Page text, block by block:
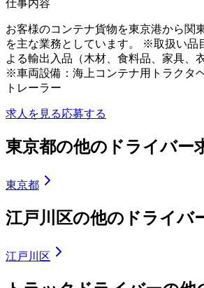
仕事内容
お客様のコンテナ貨物を東京港から関
を主な業務としています。 ※取扱い品
よる輸出入品（木材、食料品、家具、
※車両設備：海上コンテナ用トラクタ
トレーラー
求人を見る応募する
東京都の他のドライバー
東京都
江戸川区の他のドライバ
江戸川区